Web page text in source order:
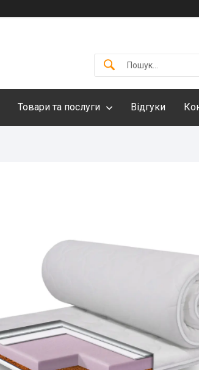
Товари та послуги Відгуки